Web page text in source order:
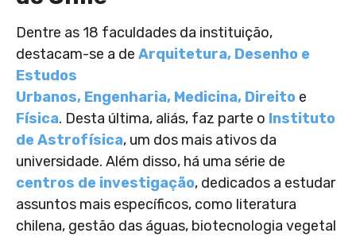
Dentre as 18 faculdades da instituição,
destacam-se a de Arquitetura, Desenho e
Estudos
Urbanos, Engenharia, Medicina, Direito e
Física. Desta última, aliás, faz parte o Instituto
de Astrofísica, um dos mais ativos da
universidade. Além disso, há uma série de
centros de investigação, dedicados a estudar
assuntos mais específicos, como literatura
chilena, gestão das águas, biotecnologia vegetal